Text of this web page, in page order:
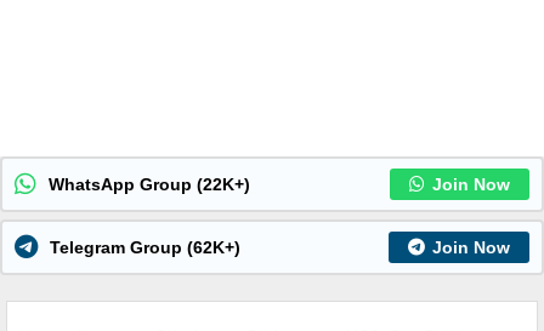
WhatsApp Group (22K+) Join Now
Telegram Group (62K+) Join Now